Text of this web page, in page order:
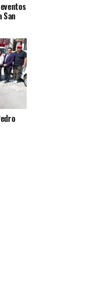
San